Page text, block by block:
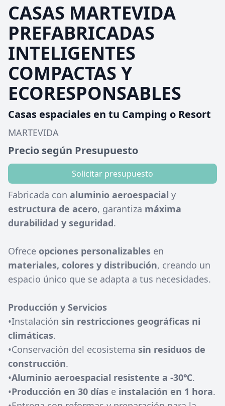
CASAS MARTEVIDA
PREFABRICADAS
INTELIGENTES
COMPACTAS Y
ECORESPONSABLES
Casas espaciales en tu Camping o Resort
MARTEVIDA
Precio según Presupuesto
Solicitar presupuesto
Fabricada con aluminio aeroespacial y
estructura de acero, garantiza máxima
durabilidad y seguridad.
Ofrece opciones personalizables en
materiales, colores y distribución, creando un
espacio único que se adapta a tus necesidades.
Producción y Servicios
•Instalación sin restricciones geográficas ni
climáticas.
•Conservación del ecosistema sin residuos de
construcción.
•Aluminio aeroespacial resistente a -30℃.
•Producción en 30 días e instalación en 1 hora.